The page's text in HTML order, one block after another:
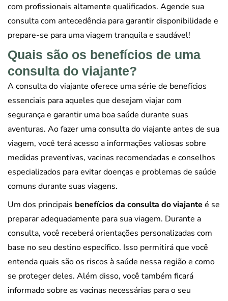
com profissionais altamente qualificados. Agende sua
consulta com antecedência para garantir disponibilidade e
prepare-se para uma viagem tranquila e saudável!
Quais são os benefícios de uma
consulta do viajante?
A consulta do viajante oferece uma série de benefícios
essenciais para aqueles que desejam viajar com
segurança e garantir uma boa saúde durante suas
aventuras. Ao fazer uma consulta do viajante antes de sua
viagem, você terá acesso a informações valiosas sobre
medidas preventivas, vacinas recomendadas e conselhos
especializados para evitar doenças e problemas de saúde
comuns durante suas viagens.
Um dos principais benefícios da consulta do viajante é se
preparar adequadamente para sua viagem. Durante a
consulta, você receberá orientações personalizadas com
base no seu destino específico. Isso permitirá que você
entenda quais são os riscos à saúde nessa região e como
se proteger deles. Além disso, você também ficará
informado sobre as vacinas necessárias para o seu